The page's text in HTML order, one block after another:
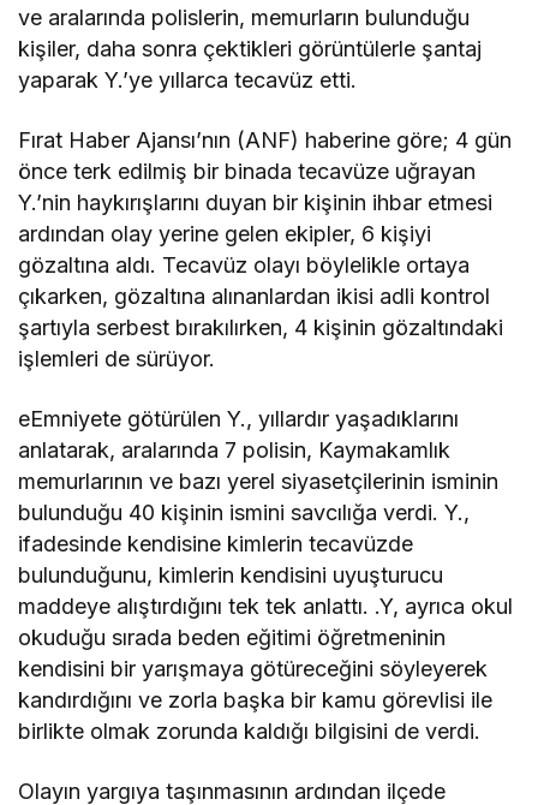
ve aralarında polislerin, memurların bulunduğu
kişiler, daha sonra çektikleri görüntülerle şantaj
yaparak Y.’ye yıllarca tecavüz etti.
Fırat Haber Ajansı’nın (ANF) haberine göre; 4 gün
önce terk edilmiş bir binada tecavüze uğrayan
Y.’nin haykırışlarını duyan bir kişinin ihbar etmesi
ardından olay yerine gelen ekipler, 6 kişiyi
gözaltına aldı. Tecavüz olayı böylelikle ortaya
çıkarken, gözaltına alınanlardan ikisi adli kontrol
şartıyla serbest bırakılırken, 4 kişinin gözaltındaki
işlemleri de sürüyor.
eEmniyete götürülen Y., yıllardır yaşadıklarını
anlatarak, aralarında 7 polisin, Kaymakamlık
memurlarının ve bazı yerel siyasetçilerinin isminin
bulunduğu 40 kişinin ismini savcılığa verdi. Y.,
ifadesinde kendisine kimlerin tecavüzde
bulunduğunu, kimlerin kendisini uyuşturucu
maddeye alıştırdığını tek tek anlattı. .Y, ayrıca okul
okuduğu sırada beden eğitimi öğretmeninin
kendisini bir yarışmaya götüreceğini söyleyerek
kandırdığını ve zorla başka bir kamu görevlisi ile
birlikte olmak zorunda kaldığı bilgisini de verdi.
Olayın yargıya taşınmasının ardından ilçede